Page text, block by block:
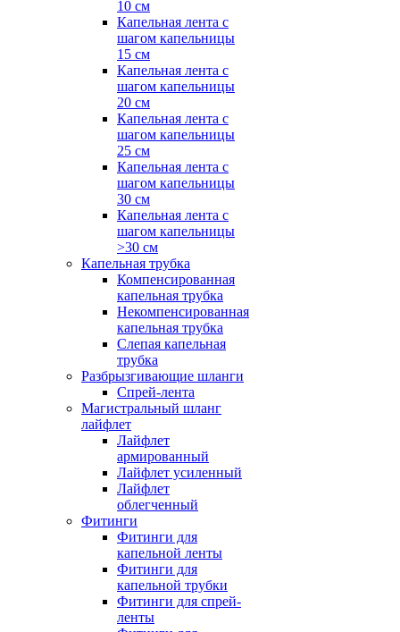
10 см
Капельная лента с
шагом капельницы
15 см
Капельная лента с
шагом капельницы
20 см
Капельная лента с
шагом капельницы
25 см
Капельная лента с
шагом капельницы
30 см
Капельная лента с
шагом капельницы
>30 см
Капельная трубка
Компенсированная
капельная трубка
Некомпенсированная
капельная трубка
Слепая капельная
трубка
Разбрызгивающие шланги
Спрей-лента
Магистральный шланг
лайфлет
Лайфлет
армированный
Лайфлет усиленный
Лайфлет
облегченный
Фитинги
Фитинги для
капельной ленты
Фитинги для
капельной трубки
Фитинги для спрей-
ленты